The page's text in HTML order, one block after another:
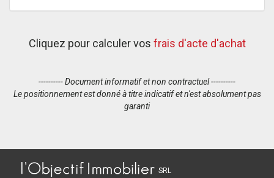
Cliquez pour calculer vos frais d'acte d'achat
---------- Document informatif et non contractuel ----------
Le positionnement est donné à titre indicatif et n'est absolument pas
garanti
SRL